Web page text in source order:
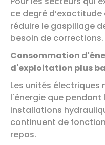
ce degré
réduire le gaspillage
besoin de corrections.
Consommation
d'exploitation plus
Les unités
l'énergie que pendant
installations
continuent de
repos.